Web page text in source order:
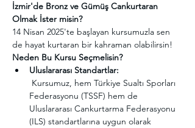
İzmir'de Bronz ve Gümüş Cankurtaran
Olmak İster misin?
14 Nisan 2025'te başlayan kursumuzla sen
de hayat kurtaran bir kahraman olabilirsin!
Neden Bu Kursu Seçmelisin?
Uluslararası Standartlar:
Federasyonu (TSSF) hem de
Uluslararası Cankurtarma Federasyonu
(ILS) standartlarına uygun olarak